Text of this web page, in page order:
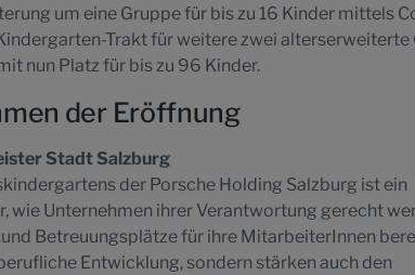
um eine Gruppe für bis zu 16 Kinder mittels
Trakt für weitere zwei alterserweiterte
nun Platz für bis zu 96 Kinder.
der Eröffnung
Stadt Salzburg
der Porsche Holding Salzburg ist ein
wie Unternehmen ihrer Verantwortung gerecht
Betreuungsplätze für ihre MitarbeiterInnen
Entwicklung, sondern stärken auch den